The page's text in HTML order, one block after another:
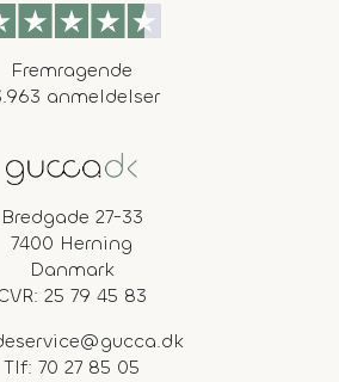
Fremragende
anmeldelser
Bredgade 27-33
7400 Herning
Danmark
25 79 45 83
Tlf: 70 27 85 05